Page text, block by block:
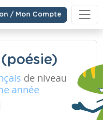
/ Mon Compte
de niveau
année